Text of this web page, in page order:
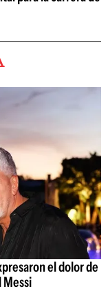
el dolor de
Messi